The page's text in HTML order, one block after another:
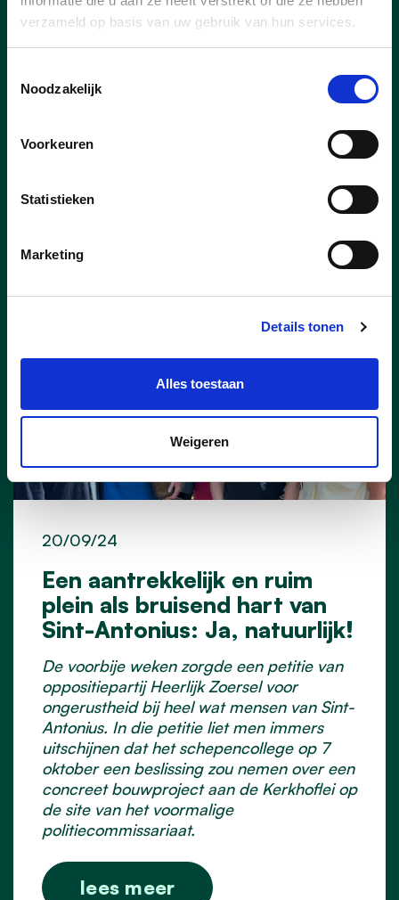
verzameld op basis van uw gebruik van hun services.
Noodzakelijk
Voorkeuren
Statistieken
Marketing
Details tonen
Alles toestaan
Weigeren
5 jaar Velotheek
Velotheek Op Wielekes bestaat 5 jaar en
dat werd deze week gevierd! Op Wielekes
is immers een mooi project waarin
tewerkstelling worden gecombineerd.
lees meer
Een aantrekkelijk en ruim
plein als bruisend hart van
Sint-Antonius: Ja, natuurlijk!
20/09/24
De voorbije weken zorgde een petitie van
oppositiepartij Heerlijk Zoersel voor
ongerustheid bij heel wat mensen van Sint-
Antonius. In die petitie liet men immers
uitschijnen dat het schepencollege op 7
oktober een beslissing zou nemen over een
concreet bouwproject aan de Kerkhoflei op
de site van het voormalige
politiecommissariaat.
lees meer